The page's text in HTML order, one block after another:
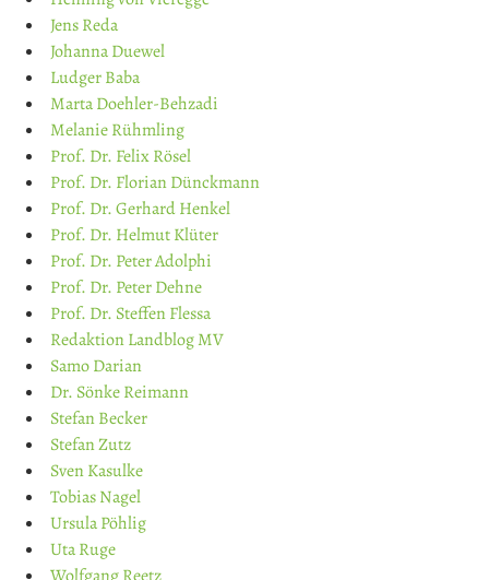
Jens Reda
Johanna Duewel
Ludger Baba
Marta Doehler-Behzadi
Melanie Rühmling
Prof. Dr. Felix Rösel
Prof. Dr. Florian Dünckmann
Prof. Dr. Gerhard Henkel
Prof. Dr. Helmut Klüter
Prof. Dr. Peter Adolphi
Prof. Dr. Peter Dehne
Prof. Dr. Steffen Flessa
Redaktion Landblog MV
Samo Darian
Dr. Sönke Reimann
Stefan Becker
Stefan Zutz
Sven Kasulke
Tobias Nagel
Ursula Pöhlig
Uta Ruge